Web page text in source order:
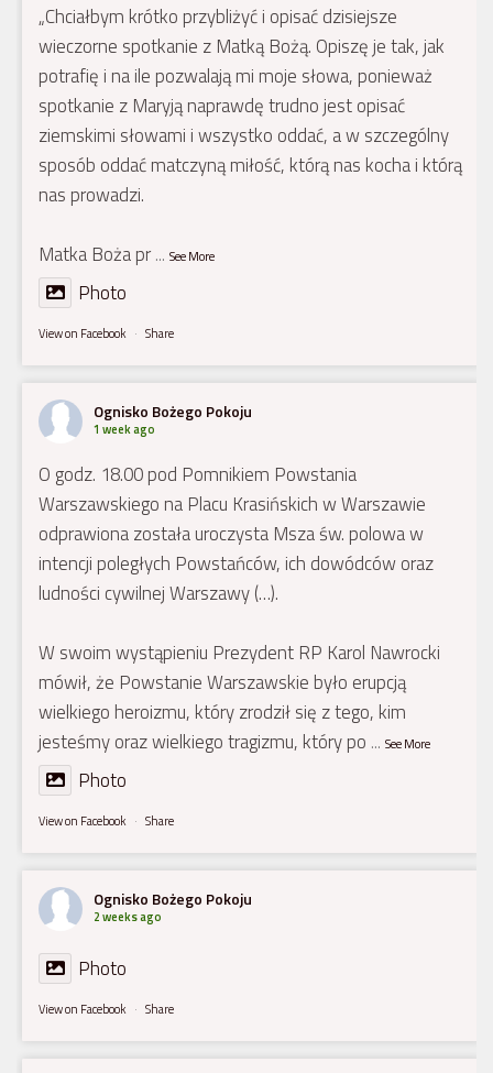
„Chciałbym krótko przybliżyć i opisać dzisiejsze
wieczorne spotkanie z Matką Bożą. Opiszę je tak, jak
potrafię i na ile pozwalają mi moje słowa, ponieważ
spotkanie z Maryją naprawdę trudno jest opisać
ziemskimi słowami i wszystko oddać, a w szczególny
sposób oddać matczyną miłość, którą nas kocha i którą
nas prowadzi.
Matka Boża pr... See More
Photo
View on Facebook · Share
Ognisko Bożego Pokoju
1 week ago
O godz. 18.00 pod Pomnikiem Powstania
Warszawskiego na Placu Krasińskich w Warszawie
odprawiona została uroczysta Msza św. polowa w
intencji poległych Powstańców, ich dowódców oraz
ludności cywilnej Warszawy (…).
W swoim wystąpieniu Prezydent RP Karol Nawrocki
mówił, że Powstanie Warszawskie było erupcją
wielkiego heroizmu, który zrodził się z tego, kim
jesteśmy oraz wielkiego tragizmu, który po ... See More
Photo
View on Facebook · Share
Ognisko Bożego Pokoju
2 weeks ago
Photo
View on Facebook · Share